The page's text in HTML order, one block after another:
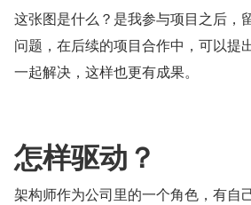
这张图是什么？是我参与项目之后，
问题，在后续的项目合作中，可以提
一起解决，这样也更有成果。
怎样驱动？
架构师作为公司里的一个角色，有自